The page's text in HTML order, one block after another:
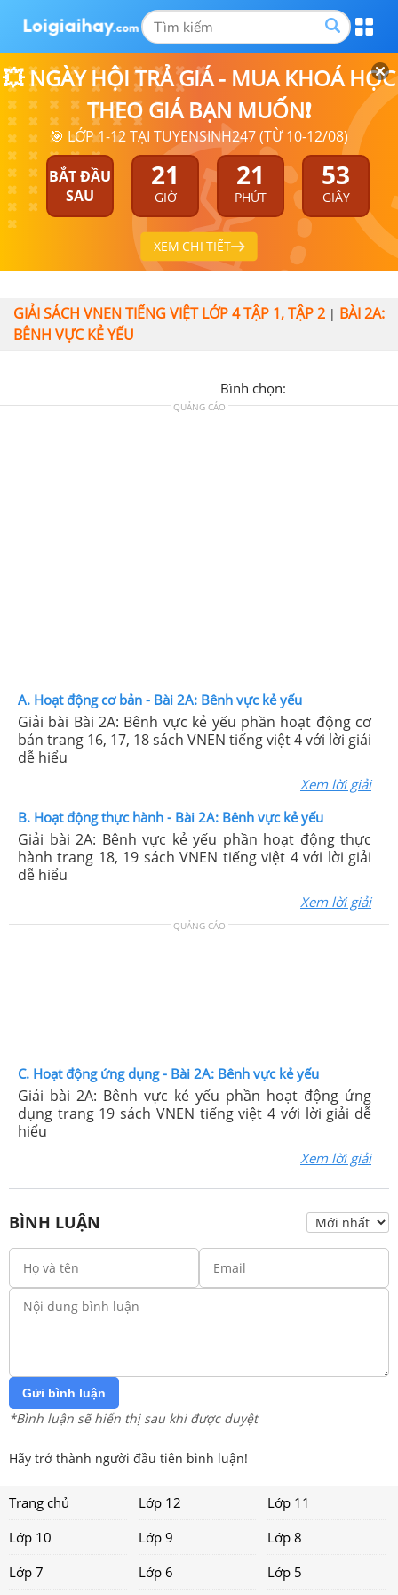
💥 NGÀY HỘI TRẢ GIÁ - MUA KHOÁ HỌC
THEO GIÁ BẠN MUỐN❗
🎯 LỚP 1-12 TẠI TUYENSINH247 (TỪ 10-12/08)
BẮT ĐẦU
SAU
21
GIỜ
21
PHÚT
53
GIÂY
XEM CHI TIẾT
GIẢI SÁCH VNEN TIẾNG VIỆT LỚP 4 TẬP 1, TẬP 2 | BÀI 2A:
BÊNH VỰC KẺ YẾU
Bình chọn:
QUẢNG CÁO
A. Hoạt động cơ bản - Bài 2A: Bênh vực kẻ yếu
Giải bài Bài 2A: Bênh vực kẻ yếu phần hoạt động cơ
bản trang 16, 17, 18 sách VNEN tiếng việt 4 với lời giải
dễ hiểu
Xem lời giải
B. Hoạt động thực hành - Bài 2A: Bênh vực kẻ yếu
Giải bài 2A: Bênh vực kẻ yếu phần hoạt động thực
hành trang 18, 19 sách VNEN tiếng việt 4 với lời giải
dễ hiểu
Xem lời giải
QUẢNG CÁO
C. Hoạt động ứng dụng - Bài 2A: Bênh vực kẻ yếu
Giải bài 2A: Bênh vực kẻ yếu phần hoạt động ứng
dụng trang 19 sách VNEN tiếng việt 4 với lời giải dễ
hiểu
Xem lời giải
BÌNH LUẬN
Gửi bình luận
*Bình luận sẽ hiển thị sau khi được duyệt
Hãy trở thành người đầu tiên bình luận!
Trang chủ Lớp 12
Lớp 11
Lớp 10
Lớp 9
Lớp 8
Lớp 7
Lớp 6 Lớp 5